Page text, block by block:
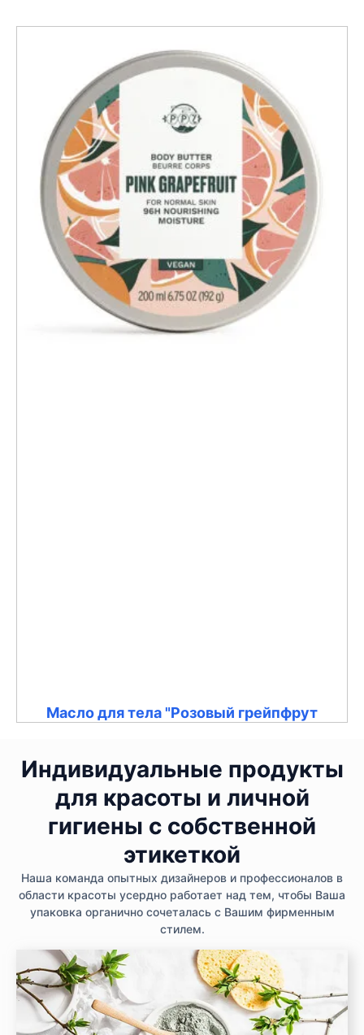
Масло для тела "Розовый грейпфрут
Индивидуальные продукты
для красоты и личной
гигиены с собственной
этикеткой
Наша команда опытных дизайнеров и профессионалов в
области красоты усердно работает над тем, чтобы Ваша
упаковка органично сочеталась с Вашим фирменным
стилем.